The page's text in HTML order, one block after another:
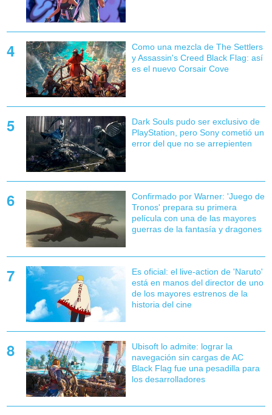
Como una mezcla de The Settlers
y Assassin's Creed Black Flag: así
es el nuevo Corsair Cove
Dark Souls pudo ser exclusivo de
PlayStation, pero Sony cometió un
error del que no se arrepienten
Confirmado por Warner: 'Juego de
Tronos' prepara su primera
película con una de las mayores
guerras de la fantasía y dragones
Es oficial: el live-action de 'Naruto'
está en manos del director de uno
de los mayores estrenos de la
historia del cine
Ubisoft lo admite: lograr la
navegación sin cargas de AC
Black Flag fue una pesadilla para
los desarrolladores